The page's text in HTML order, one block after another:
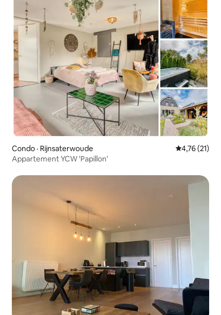
Condo · Rijnsaterwoude Note
4,76 (21)
Appartement YCW 'Papillon'